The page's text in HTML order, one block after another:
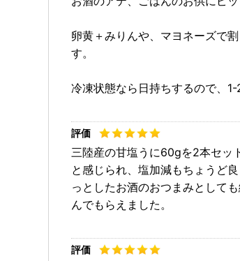
卵黄＋みりんや、マヨネーズで
す。
冷凍状態なら日持ちするので、1-
三陸産の甘塩うに60gを2本セッ
と感じられ、塩加減もちょうど
っとしたお酒のおつまみとして
んでもらえました。